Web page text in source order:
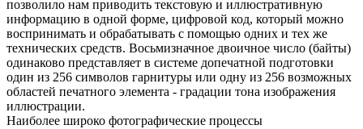
позволило нам приводить текстовую и иллюстративную
информацию в одной форме, цифровой код, который можно
воспринимать и обрабатывать с помощью одних и тех же
технических средств. Восьмизначное двоичное число (байты)
одинаково представляет в системе допечатной подготовки
один из 256 символов гарнитуры или одну из 256 возможных
областей печатного элемента - градации тона изображения
иллюстрации.
Наиболее широко фотографические процессы